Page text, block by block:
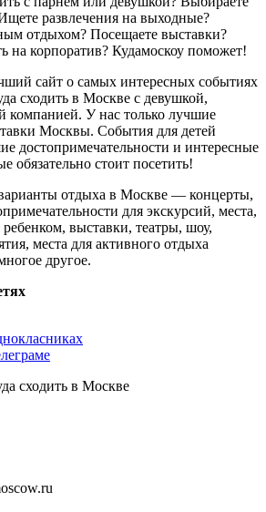
развлечения на выходные?
отдыхом? Посещаете выставки?
на корпоратив? Кудамоскоу поможет!
сайт о самых интересных событиях
сходить в Москве с девушкой,
компанией. У нас только лучшие
Москвы. События для детей
достопримечательности и интересные
обязательно стоит посетить!
отдыха в Москве — концерты,
для экскурсий, места,
выставки, театры, шоу,
места для активного отдыха
другое.
сходить в Москве